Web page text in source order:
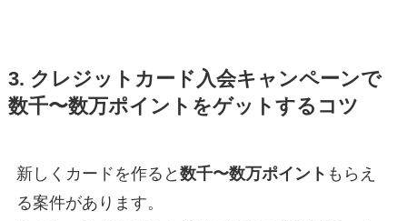
3. クレジットカード入会キャンペーンで
数千〜数万ポイントをゲットするコツ
新しくカードを作ると 数千〜数万ポイント もらえ
る案件があります。